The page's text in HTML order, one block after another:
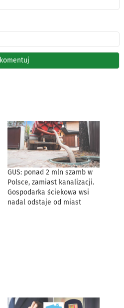
GUS: ponad 2 mln szamb w
Polsce, zamiast kanalizacji.
Gospodarka ściekowa wsi
nadal odstaje od miast